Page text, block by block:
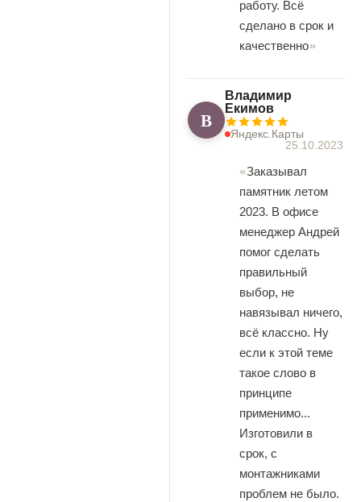
работу. Всё
сделано в срок и
качественно
В
Владимир
Екимов
Яндекс.Карты
25.10.2023
Заказывал
памятник летом
2023. В офисе
менеджер Андрей
помог сделать
правильный
выбор, не
навязывал ничего,
всё классно. Ну
если к этой теме
такое слово в
принципе
применимо...
Изготовили в
срок, с
монтажниками
проблем не было.